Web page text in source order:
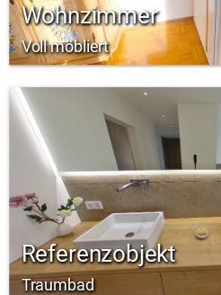
Wohnzimmer
Voll möbliert
Referenzobjekt
Traumbad